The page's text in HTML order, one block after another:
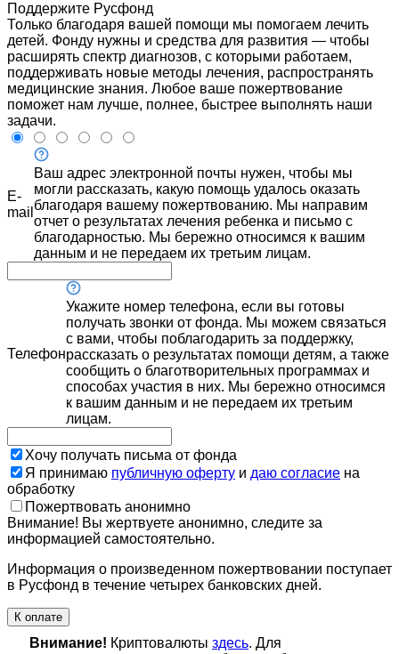
Поддержите Русфонд
Только благодаря вашей помощи мы помогаем лечить
детей. Фонду нужны и средства для развития — чтобы
расширять спектр диагнозов, с которыми работаем,
поддерживать новые методы лечения, распространять
медицинские знания. Любое ваше пожертвование
поможет нам лучше, полнее, быстрее выполнять наши
задачи.
E-
mail
Ваш адрес электронной почты нужен, чтобы мы
могли рассказать, какую помощь удалось оказать
благодаря вашему пожертвованию. Мы направим
отчет о результатах лечения ребенка и письмо с
благодарностью. Мы бережно относимся к вашим
данным и не передаем их третьим лицам.
Телефон
Укажите номер телефона, если вы готовы
получать звонки от фонда. Мы можем связаться
с вами, чтобы поблагодарить за поддержку,
рассказать о результатах помощи детям, а также
сообщить о благотворительных программах и
способах участия в них. Мы бережно относимся
к вашим данным и не передаем их третьим
лицам.
Хочу получать письма от фонда
Я принимаю публичную оферту и даю согласие на
обработку
Пожертвовать анонимно
Внимание! Вы жертвуете анонимно, следите за
информацией самостоятельно.
Информация о произведенном пожертвовании поступает
в Русфонд в течение четырех банковских дней.
К оплате
Внимание! Криптовалюты здесь. Для